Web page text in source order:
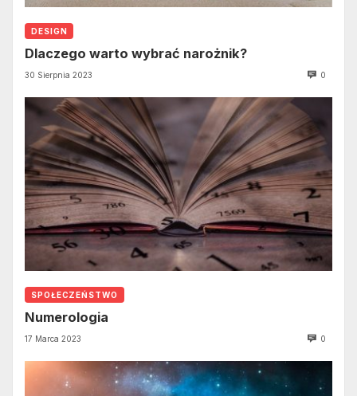
DESIGN
Dlaczego warto wybrać narożnik?
30 Sierpnia 2023 0
SPOŁECZEŃSTWO
Numerologia
17 Marca 2023 0